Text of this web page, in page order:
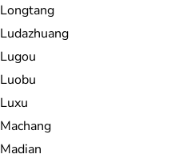
Longtang
Ludazhuang
Lugou
Luobu
Luxu
Machang
Madian